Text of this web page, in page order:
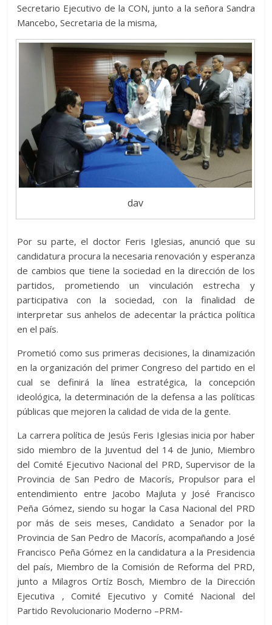
Secretario Ejecutivo de la CON, junto a la señora Sandra
Mancebo, Secretaria de la misma,
dav
Por su parte, el doctor Feris Iglesias, anunció que su
candidatura procura la necesaria renovación y esperanza
de cambios que tiene la sociedad en la dirección de los
partidos, prometiendo un vinculación estrecha y
participativa con la sociedad, con la finalidad de
interpretar sus anhelos de adecentar la práctica política
en el país.
Prometió como sus primeras decisiones, la dinamización
en la organización del primer Congreso del partido en el
cual se definirá la línea estratégica, la concepción
ideológica, la determinación de la defensa a las políticas
públicas que mejoren la calidad de vida de la gente.
La carrera política de Jesús Feris Iglesias inicia por haber
sido miembro de la Juventud del 14 de Junio, Miembro
del Comité Ejecutivo Nacional del PRD, Supervisor de la
Provincia de San Pedro de Macorís, Propulsor para el
entendimiento entre Jacobo Majluta y José Francisco
Peña Gómez, siendo su hogar la Casa Nacional del PRD
por más de seis meses, Candidato a Senador por la
Provincia de San Pedro de Macorís, acompañando a José
Francisco Peña Gómez en la candidatura a la Presidencia
del país, Miembro de la Comisión de Reforma del PRD,
junto a Milagros Ortíz Bosch, Miembro de la Dirección
Ejecutiva , Comité Ejecutivo y Comité Nacional del
Partido Revolucionario Moderno –PRM-